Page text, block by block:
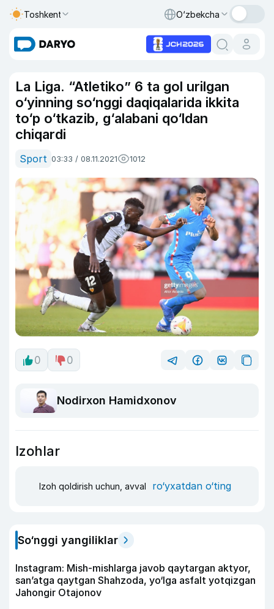
Toshkent O‘zbekcha
La Liga. “Atletiko” 6 ta gol urilgan
o‘yinning so‘nggi daqiqalarida ikkita
to‘p o‘tkazib, g‘alabani qo‘ldan
chiqardi
Sport 03:33 / 08.11.2021 1012
0 0
Nodirxon Hamidxonov
Izohlar
Izoh qoldirish uchun, avval ro‘yxatdan o‘ting
So‘nggi yangiliklar
Instagram: Mish-mishlarga javob qaytargan aktyor,
san’atga qaytgan Shahzoda, yo‘lga asfalt yotqizgan
Jahongir Otajonov